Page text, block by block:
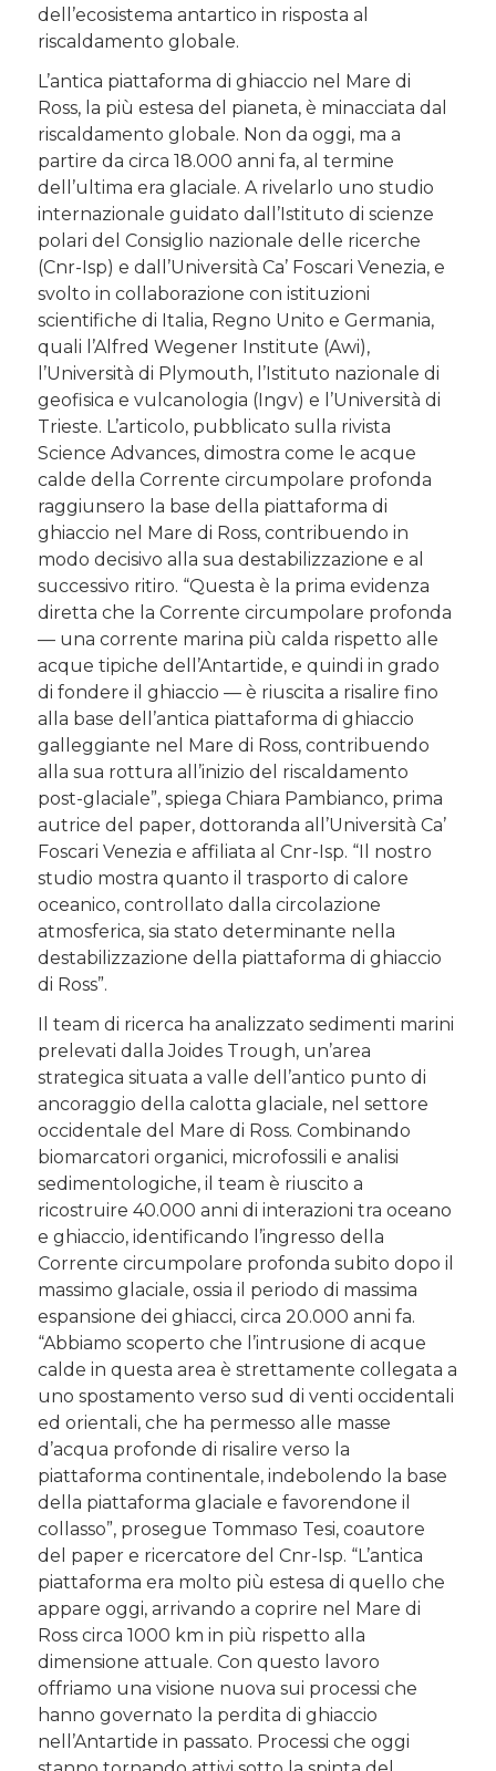
dell’ecosistema antartico in risposta al
riscaldamento globale.
L’antica piattaforma di ghiaccio nel Mare di
Ross, la più estesa del pianeta, è minacciata dal
riscaldamento globale. Non da oggi, ma a
partire da circa 18.000 anni fa, al termine
dell’ultima era glaciale. A rivelarlo uno studio
internazionale guidato dall’Istituto di scienze
polari del Consiglio nazionale delle ricerche
(Cnr-Isp) e dall’Università Ca’ Foscari Venezia, e
svolto in collaborazione con istituzioni
scientifiche di Italia, Regno Unito e Germania,
quali l’Alfred Wegener Institute (Awi),
l’Università di Plymouth, l’Istituto nazionale di
geofisica e vulcanologia (Ingv) e l’Università di
Trieste. L’articolo, pubblicato sulla rivista
Science Advances, dimostra come le acque
calde della Corrente circumpolare profonda
raggiunsero la base della piattaforma di
ghiaccio nel Mare di Ross, contribuendo in
modo decisivo alla sua destabilizzazione e al
successivo ritiro. “Questa è la prima evidenza
diretta che la Corrente circumpolare profonda
— una corrente marina più calda rispetto alle
acque tipiche dell’Antartide, e quindi in grado
di fondere il ghiaccio — è riuscita a risalire fino
alla base dell’antica piattaforma di ghiaccio
galleggiante nel Mare di Ross, contribuendo
alla sua rottura all’inizio del riscaldamento
post-glaciale”, spiega Chiara Pambianco, prima
autrice del paper, dottoranda all’Università Ca’
Foscari Venezia e affiliata al Cnr-Isp. “Il nostro
studio mostra quanto il trasporto di calore
oceanico, controllato dalla circolazione
atmosferica, sia stato determinante nella
destabilizzazione della piattaforma di ghiaccio
di Ross”.
Il team di ricerca ha analizzato sedimenti marini
prelevati dalla Joides Trough, un’area
strategica situata a valle dell’antico punto di
ancoraggio della calotta glaciale, nel settore
occidentale del Mare di Ross. Combinando
biomarcatori organici, microfossili e analisi
sedimentologiche, il team è riuscito a
ricostruire 40.000 anni di interazioni tra oceano
e ghiaccio, identificando l’ingresso della
Corrente circumpolare profonda subito dopo il
massimo glaciale, ossia il periodo di massima
espansione dei ghiacci, circa 20.000 anni fa.
“Abbiamo scoperto che l’intrusione di acque
calde in questa area è strettamente collegata a
uno spostamento verso sud di venti occidentali
ed orientali, che ha permesso alle masse
d’acqua profonde di risalire verso la
piattaforma continentale, indebolendo la base
della piattaforma glaciale e favorendone il
collasso”, prosegue Tommaso Tesi, coautore
del paper e ricercatore del Cnr-Isp. “L’antica
piattaforma era molto più estesa di quello che
appare oggi, arrivando a coprire nel Mare di
Ross circa 1000 km in più rispetto alla
dimensione attuale. Con questo lavoro
offriamo una visione nuova sui processi che
hanno governato la perdita di ghiaccio
nell’Antartide in passato. Processi che oggi